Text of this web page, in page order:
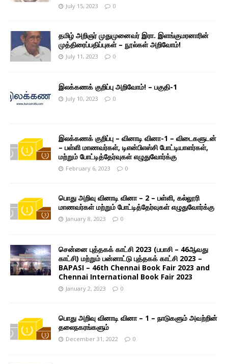
July 15, 2023 0
தமிழ் அறிஞர் முதுமுனைவர் இரா. இளங்குமரனாரின்
முத்திரைப்பதிப்புகள் – நூல்கள் அறிவோம்!
July 11, 2023 0
இலக்கணக் குறிப்பு அறிவோம்! – பகுதி-1
July 10, 2023 0
இலக்கணக் குறிப்பு – வினாடி வினா-1 – விடைகளுடன்
– பள்ளி மாணவர்கள், டிஎன்பிஎஸ்சி போட்டியாளர்கள்,
மற்றும் போட்டித்தேர்வுகள் எழுதுவோர்க்கு
February 6, 2023 0
பொது அறிவு வினாடி வினா – 2 – பள்ளி, கல்லூரி
மாணவர்கள் மற்றும் போட்டித்தேர்வுகள் எழுதுவோர்க்கு
January 8, 2023 0
சென்னை புத்தகக் காட்சி 2023 (பபாசி – 46ஆவது
காட்சி) மற்றும் பன்னாட்டு புத்தகக் காட்சி 2023 –
BAPASI – 46th Chennai Book Fair 2023 and
Chennai International Book Fair 2023
January 2, 2023 0
பொது அறிவு வினாடி வினா – 1 – நாடுகளும் அவற்றின்
தலைநகரங்களும்
December 31, 2022 0